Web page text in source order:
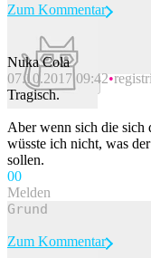
Beitrag melden
Zum Kommentar
Nuka Cola
07.10.2017 09:42
Tragisch.
Aber wenn sich die sich
wüsste ich nicht, was
sollen.
00
Melden
Zum Kommentar